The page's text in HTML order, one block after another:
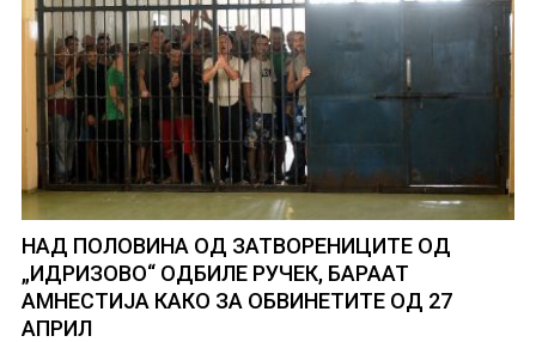
НАД ПОЛОВИНА ОД ЗАТВОРЕНИЦИТЕ ОД
„ИДРИЗОВО“ ОДБИЛЕ РУЧЕК, БАРААТ
АМНЕСТИЈА КАКО ЗА ОБВИНЕТИТЕ ОД 27
АПРИЛ